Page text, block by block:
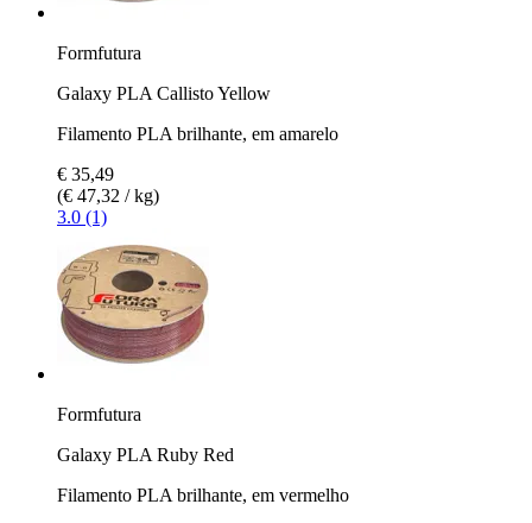
Formfutura
Galaxy PLA Callisto Yellow
Filamento PLA brilhante, em amarelo
€ 35,49
(€ 47,32 / kg)
3.0 (1)
Formfutura
Galaxy PLA Ruby Red
Filamento PLA brilhante, em vermelho